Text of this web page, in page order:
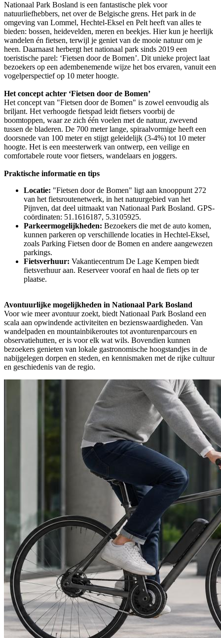
Nationaal Park Bosland is een fantastische plek voor
natuurliefhebbers, net over de Belgische grens. Het park in de
omgeving van Lommel, Hechtel-Eksel en Pelt heeft van alles te
bieden: bossen, heidevelden, meren en beekjes. Hier kun je heerlijk
wandelen én fietsen, terwijl je geniet van de mooie natuur om je
heen. Daarnaast herbergt het nationaal park sinds 2019 een
toeristische parel: ‘Fietsen door de Bomen’. Dit unieke project laat
bezoekers op een adembenemende wijze het bos ervaren, vanuit een
vogelperspectief op 10 meter hoogte.
Het concept achter ‘Fietsen door de Bomen’
Het concept van "Fietsen door de Bomen" is zowel eenvoudig als
briljant. Het verhoogde fietspad leidt fietsers voorbij de
boomtoppen, waar ze zich één voelen met de natuur, zwevend
tussen de bladeren. De 700 meter lange, spiraalvormige heeft een
doorsnede van 100 meter en stijgt geleidelijk (3-4%) tot 10 meter
hoogte. Het is een meesterwerk van ontwerp, een veilige en
comfortabele route voor fietsers, wandelaars en joggers.
Praktische informatie en tips
Locatie: "Fietsen door de Bomen" ligt aan knooppunt 272
van het fietsroutenetwerk, in het natuurgebied van het
Pijnven, dat deel uitmaakt van Nationaal Park Bosland. GPS-
coördinaten: 51.1616187, 5.3105925.
Parkeermogelijkheden: Bezoekers die met de auto komen,
kunnen parkeren op verschillende locaties in Hechtel-Eksel,
zoals Parking Fietsen door de Bomen en andere aangewezen
parkings.
Fietsverhuur: Vakantiecentrum De Lage Kempen biedt
fietsverhuur aan. Reserveer vooraf en haal de fiets op ter
plaatse.
Avontuurlijke mogelijkheden in Nationaal Park Bosland
Voor wie meer avontuur zoekt, biedt Nationaal Park Bosland een
scala aan opwindende activiteiten en bezienswaardigheden. Van
wandelpaden en mountainbikeroutes tot avonturenparcours en
observatiehutten, er is voor elk wat wils. Bovendien kunnen
bezoekers genieten van lokale gastronomische hoogstandjes in de
nabijgelegen dorpen en steden, en kennismaken met de rijke cultuur
en geschiedenis van de regio.